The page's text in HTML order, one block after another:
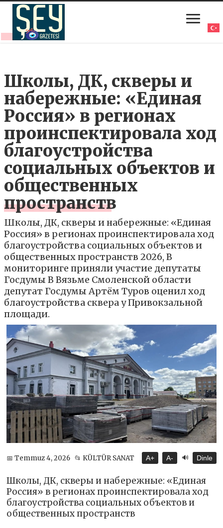
Школы, ДК, скверы и
набережные: «Единая
Россия» в регионах
проинспектировала ход
благоустройства
социальных объектов и
общественных
пространств
Школы, ДК, скверы и набережные: «Единая
Россия» в регионах проинспектировала ход
благоустройства социальных объектов и
общественных пространств 2026, В
мониторинге приняли участие депутаты
Госдумы В Вязьме Смоленской области
депутат Госдумы Артём Туров оценил ход
благоустройства сквера у Привокзальной
площади.
📅 Temmuz 4, 2026 📂 KÜLTÜR SANAT A+ A- 🔊 Dinle
Школы, ДК, скверы и набережные: «Единая
Россия» в регионах проинспектировала ход
благоустройства социальных объектов и
общественных пространств